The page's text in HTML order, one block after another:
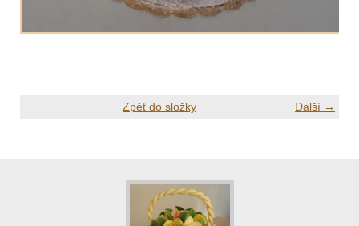
Další →
Zpět do složky